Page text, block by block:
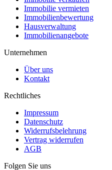
Immobilie vermieten
Immobilienbewertung
Hausverwaltung
Immobilienangebote
Unternehmen
Über uns
Kontakt
Rechtliches
Impressum
Datenschutz
Widerrufsbelehrung
Vertrag widerrufen
AGB
Folgen Sie uns